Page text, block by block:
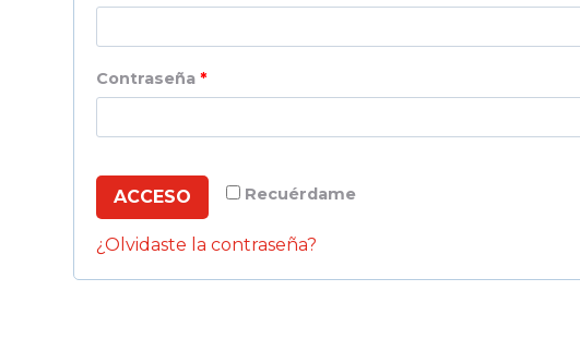
i
g
r
Contraseña*O
Recuérdame
ACCESO
¿Olvidaste la contraseña?